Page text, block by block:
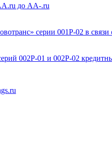
до AA-.ru
серии 001Р-02 в связи
002P-01 и 002Р-02